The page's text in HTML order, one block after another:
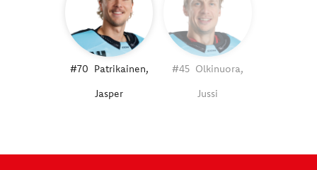
#70 Patrikainen,
Jasper
#45 Olkinuora,
Jussi